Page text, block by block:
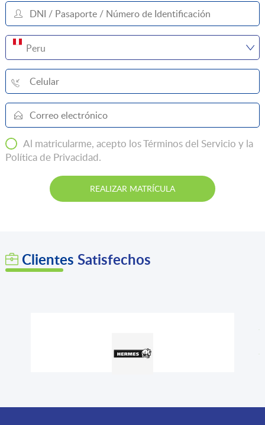
Peru
Al matricularme, acepto losTérminos del Servicio y la
Política de Privacidad.
Clientes Satisfechos